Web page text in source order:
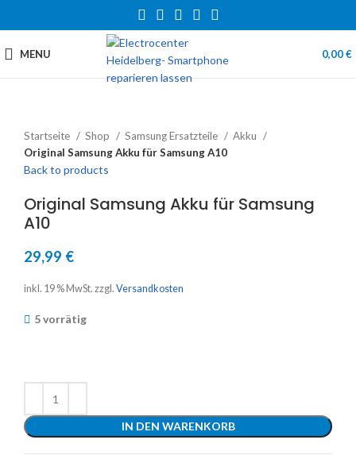
MENU 0,00€
Startseite Shop Samsung Ersatzteile
Akku
Original Samsung Akku für Samsung A10
Back to products
Original Samsung Akku für Samsung
A10
29,99 €
inkl. 19 % MwSt. zzgl. Versandkosten
5 vorrätig
IN DEN WARENKORB